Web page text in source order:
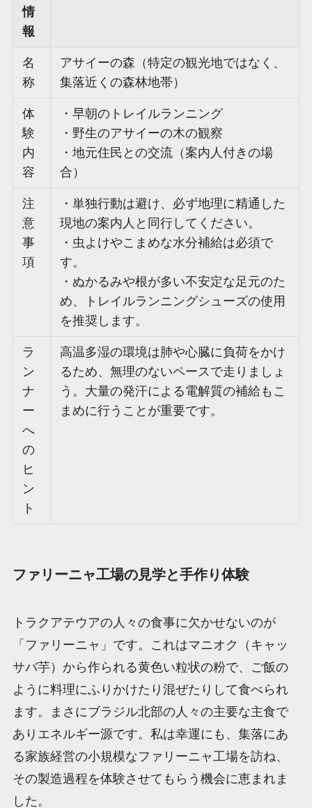
情
報
名
称
アサイーの森（特定の観光地ではなく、
集落近くの森林地帯）
体
験
内
容
・早朝のトレイルランニング
・野生のアサイーの木の観察
・地元住民との交流（案内人付きの場
合）
注
意
事
項
・単独行動は避け、必ず地理に精通した
現地の案内人と同行してください。
・虫よけやこまめな水分補給は必須で
す。
・ぬかるみや根が多い不安定な足元のた
め、トレイルランニングシューズの使用
を推奨します。
ラ
ン
ナ
ー
へ
の
ヒ
ン
ト
高温多湿の環境は肺や心臓に負荷をかけ
るため、無理のないペースで走りましょ
う。大量の発汗による電解質の補給もこ
まめに行うことが重要です。
ファリーニャ工場の見学と手作り体験
トラクアテウアの人々の食事に欠かせないのが
「ファリーニャ」です。これはマニオク（キャッ
サバ芋）から作られる黄色い粒状の粉で、ご飯の
ように料理にふりかけたり混ぜたりして食べられ
ます。まさにブラジル北部の人々の主要な主食で
ありエネルギー源です。私は幸運にも、集落にあ
る家族経営の小規模なファリーニャ工場を訪ね、
その製造過程を体験させてもらう機会に恵まれま
した。